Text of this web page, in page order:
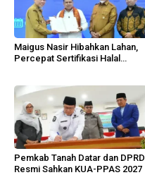
Maigus Nasir Hibahkan Lahan,
Percepat Sertifikasi Halal
Pemkab Tanah Datar dan DPRD
Resmi Sahkan KUA-PPAS 2027